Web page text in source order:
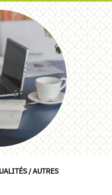
/ AUTRES